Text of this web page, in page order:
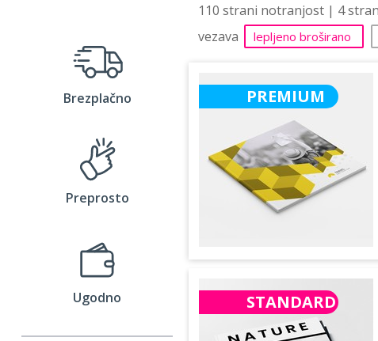
Brezplačno
Preprosto
Ugodno
110 strani notranjost | 4
vezava
lepljeno broširano
PREMIUM
STANDARD